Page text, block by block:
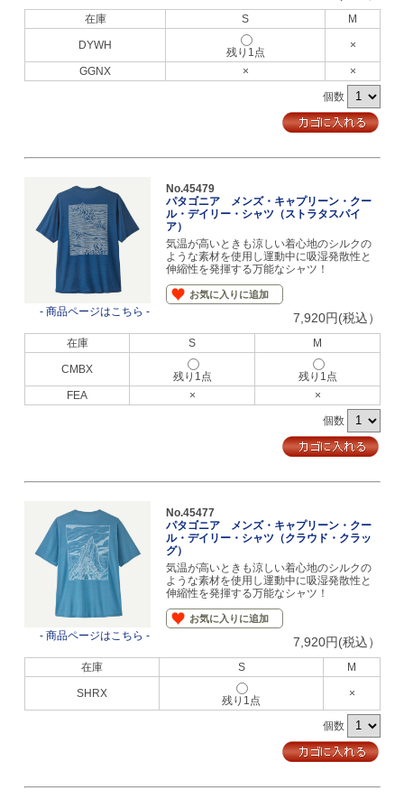
在庫 S M
DYWH
残り1点
×
GGNX ×
×
個数
- 商品ページはこちら -
No.45479
パタゴニア メンズ・キャプリーン・クー
ル・デイリー・シャツ（ストラタスパイ
ア）
気温が高いときも涼しい着心地のシルクの
ような素材を使用し運動中に吸湿発散性と
伸縮性を発揮する万能なシャツ！
お気に入りに追加
7,920円(税込）
在庫 S M
CMBX
残り1点
残り1点
FEA
×
×
個数
- 商品ページはこちら -
No.45477
パタゴニア メンズ・キャプリーン・クー
ル・デイリー・シャツ（クラウド・クラッ
グ）
気温が高いときも涼しい着心地のシルクの
ような素材を使用し運動中に吸湿発散性と
伸縮性を発揮する万能なシャツ！
お気に入りに追加
7,920円(税込）
在庫 S M
SHRX
残り1点
×
個数